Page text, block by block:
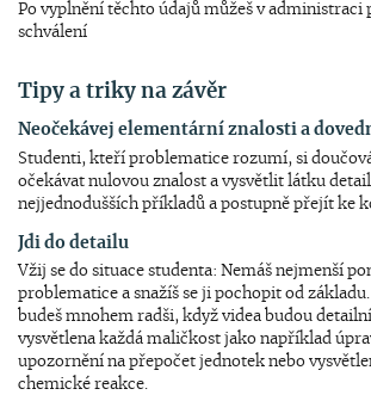
Po vyplnění těchto údajů můžeš v administraci
schválení
Tipy a triky na závěr
Neočekávej elementární znalosti a
Studenti, kteří problematice rozumí, si
očekávat nulovou znalost a vysvětlit látku
nejjednodušších příkladů a postupně přejít ke
Jdi do detailu
Vžij se do situace studenta: Nemáš nejmenší
problematice a snažíš se ji pochopit od
budeš mnohem radši, když videa budou
vysvětlena každá maličkost jako například
upozornění na přepočet jednotek nebo
chemické reakce.